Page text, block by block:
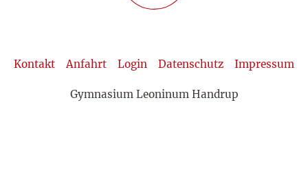
Kontakt Anfahrt Login Datenschutz Impressum
Gymnasium Leoninum Handrup